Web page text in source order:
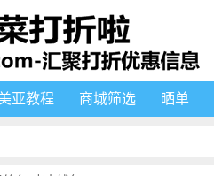
亚教程 商城筛选 晒单